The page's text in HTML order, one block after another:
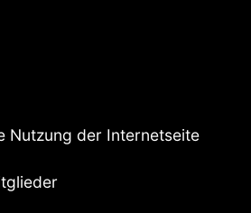
Nutzung der Internetseite